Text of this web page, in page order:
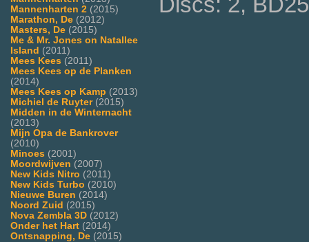
Mannenharten 2 (2015)
Marathon, De (2012)
Masters, De (2015)
Me & Mr. Jones on Natallee
Island (2011)
Mees Kees (2011)
Mees Kees op de Planken
(2014)
Mees Kees op Kamp (2013)
Michiel de Ruyter(2015)
Midden in de Winternacht
(2013)
Mijn Opa de Bankrover
(2010)
Minoes (2001)
Moordwijven (2007)
New Kids Nitro (2011)
New Kids Turbo (2010)
Nieuwe Buren (2014)
Noord Zuid (2015)
Nova Zembla 3D (2012)
Onder het Hart (2014)
Ontsnapping, De (2015)